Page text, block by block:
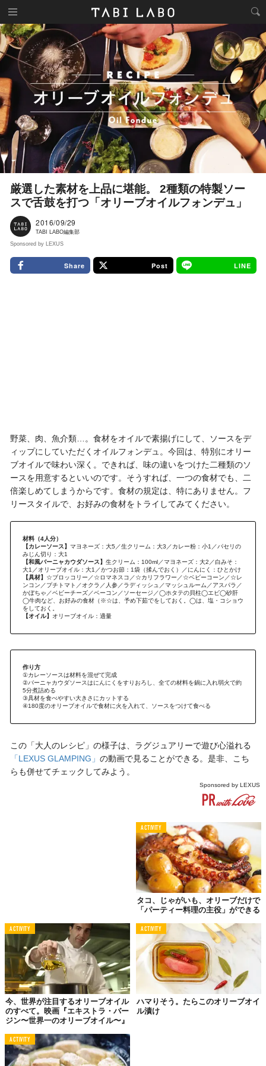
厳選した素材を上品に堪能。 2種類の特製ソー
スで舌鼓を打つ「オリーブオイルフォンデュ」
2016/09/29
TABI LABO編集部
Sponsored by LEXUS
Share Post LINE
野菜、肉、魚介類…。食材をオイルで素揚げにして、ソースをデ
ィップにしていただくオイルフォンデュ。今回は、特別にオリー
ブオイルで味わい深く。できれば、味の違いをつけた二種類のソ
ースを用意するといいのです。そうすれば、一つの食材でも、二
倍楽しめてしまうからです。食材の規定は、特にありません。フ
リースタイルで、お好みの食材をトライしてみてください。
材料（4人分）
【カレーソース】 マヨネーズ：大5／生クリーム：大3／カレー粉：小1／パセリの
みじん切り：大1
【和風バーニャカウダソース】 生クリーム：100ml／マヨネーズ：大2／白みそ：
大1／オリーブオイル：大1／かつお節：1袋（揉んでおく）／にんにく：ひとかけ
【具材】 ☆ブロッコリー／☆ロマネスコ／☆カリフラワー／☆ベビーコーン／☆レ
ンコン／プチトマト／オクラ／人参／ラディッシュ／マッシュルーム／アスパラ／
かぼちゃ／ベビーチーズ／ベーコン／ソーセージ／◯ホタテの貝柱◯エビ◯砂肝
◯牛肉など、お好みの食材（※☆は、予め下茹でをしておく。◯は、塩・コショウ
をしておく。
【オイル】 オリーブオイル：適量
作り方
①カレーソースは材料を混ぜて完成
②バーニャカウダソースはにんにくをすりおろし、全ての材料を鍋に入れ弱火で約
5分煮詰める
③具材を食べやすい大きさにカットする
④180度のオリーブオイルで食材に火を入れて、ソースをつけて食べる
この「大人のレシピ」の様子は、ラグジュアリーで遊び心溢れる
「LEXUS GLAMPING」 の動画で見ることができる。是非、こち
らも併せてチェックしてみよう。
Sponsored by LEXUS
ACTIVITY
タコ、じゃがいも、オリーブだけで
「パーティー料理の主役」ができる
ACTIVITY
今、世界が注目するオリーブオイル
のすべて。映画『エキストラ・バー
ジン〜世界一のオリーブオイル〜』
ACTIVITY
ハマりそう。たらこのオリーブオイ
ル漬け
ACTIVITY